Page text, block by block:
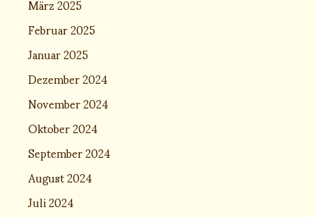
Februar 2025
Januar 2025
Dezember 2024
November 2024
Oktober 2024
September 2024
August 2024
Juli 2024